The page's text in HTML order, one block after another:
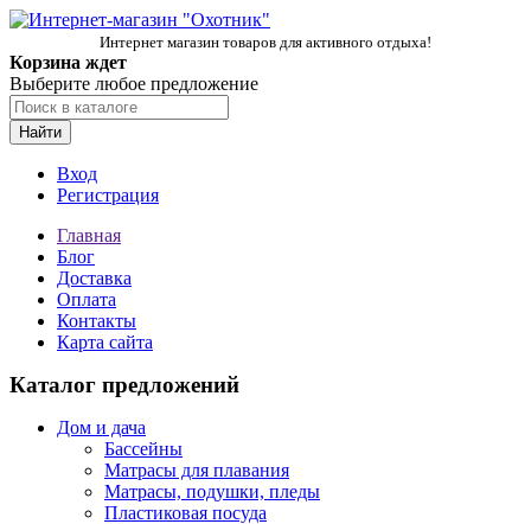
Интернет магазин товаров для активного отдыха!
Корзина ждет
Выберите любое предложение
Найти
Вход
Регистрация
Главная
Блог
Доставка
Оплата
Контакты
Карта сайта
Каталог предложений
Дом и дача
Бассейны
Матрасы для плавания
Матрасы, подушки, пледы
Пластиковая посуда